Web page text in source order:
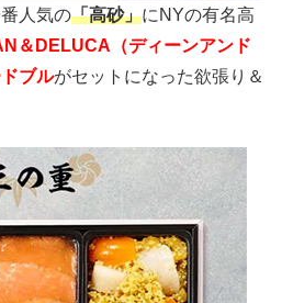
人気の「高砂」にNYの有名高
＆DELUCA（ディーンアンド
ブルがセットになった欲張り＆